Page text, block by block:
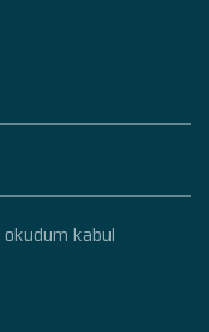
okudum kabul